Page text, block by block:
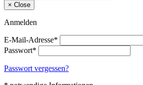
× Close
Anmelden
E-Mail-Adresse*
Passwort*
Passwort vergessen?